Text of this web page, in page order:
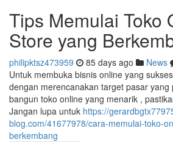
Tips Memulai Toko
Store yang
philipktsz473959 85 days ago News
Untuk membuka bisnis online yang
dengan merencanakan target pasar yang
bangun toko online yang menarik ,
Jangan lupa untuk https://
blog.com/41677978/cara-memulai-toko-
berkembang